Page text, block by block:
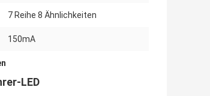
7 Reihe 8 Ähnlichkeiten
150mA
LED